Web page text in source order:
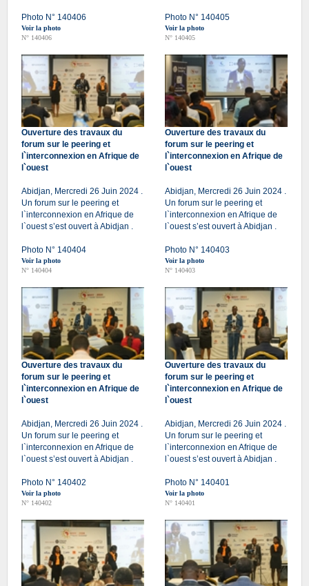
Photo N° 140406
Voir la photo
N° 140406
Photo N° 140405
Voir la photo
N° 140405
Ouverture des travaux du
forum sur le peering et
l`interconnexion en Afrique de
l`ouest
Abidjan, Mercredi 26 Juin 2024 .
Un forum sur le peering et
l`interconnexion en Afrique de
l`ouest s’est ouvert à Abidjan .
Photo N° 140404
Voir la photo
N° 140404
Ouverture des travaux du
forum sur le peering et
l`interconnexion en Afrique de
l`ouest
Abidjan, Mercredi 26 Juin 2024 .
Un forum sur le peering et
l`interconnexion en Afrique de
l`ouest s’est ouvert à Abidjan .
Photo N° 140403
Voir la photo
N° 140403
Ouverture des travaux du
forum sur le peering et
l`interconnexion en Afrique de
l`ouest
Abidjan, Mercredi 26 Juin 2024 .
Un forum sur le peering et
l`interconnexion en Afrique de
l`ouest s’est ouvert à Abidjan .
Photo N° 140402
Voir la photo
N° 140402
Ouverture des travaux du
forum sur le peering et
l`interconnexion en Afrique de
l`ouest
Abidjan, Mercredi 26 Juin 2024 .
Un forum sur le peering et
l`interconnexion en Afrique de
l`ouest s’est ouvert à Abidjan .
Photo N° 140401
Voir la photo
N° 140401